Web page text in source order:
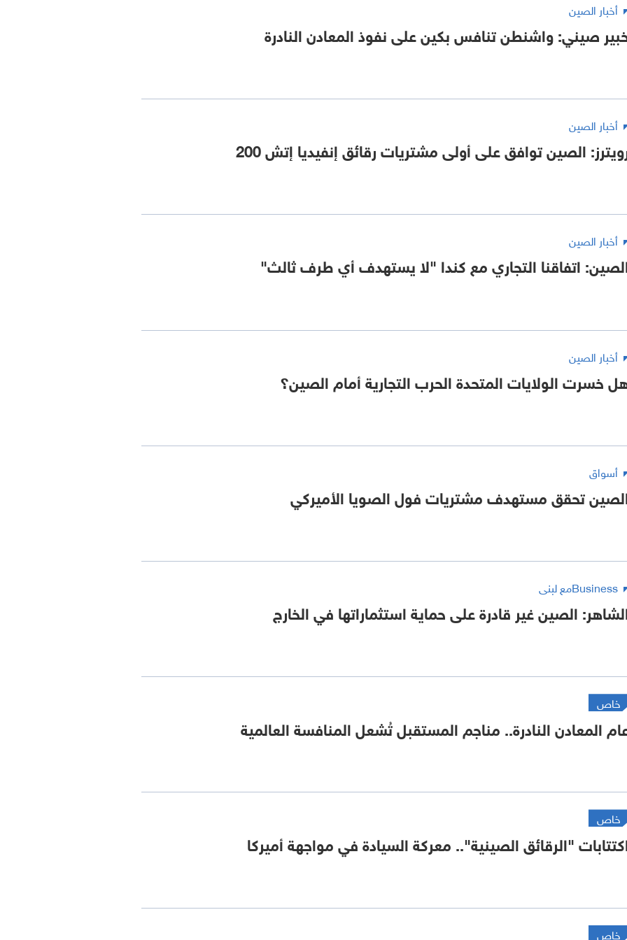
أخبار الصين
صيني: واشنطن تنافس بكين على نفوذ المعادن النادرة
أخبار الصين
الصين توافق على أولى مشتريات رقائق إنفيديا إتش 200
أخبار الصين
اتفاقنا التجاري مع كندا "لا يستهدف أي طرف ثالث"
أخبار الصين
خسرت الولايات المتحدة الحرب التجارية أمام الصين؟
أسواق
تحقق مستهدف مشتريات فول الصويا الأميركي
Businessمع لبنى
الصين غير قادرة على حماية استثماراتها في الخارج
خاص
المعادن النادرة.. مناجم المستقبل تُشعل المنافسة العالمية
خاص
"الرقائق الصينية".. معركة السيادة في مواجهة أميركا
خاص